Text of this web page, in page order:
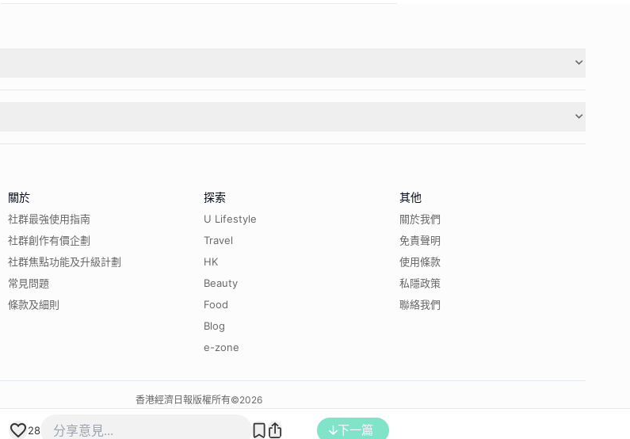
28 下一篇
關於
社群最強使用指南
社群創作有價企劃
社群焦點功能及升級計劃
常見問題
條款及細則
探索
U Lifestyle
Travel
HK
Beauty
Food
Blog
e-zone
其他
關於我們
免責聲明
使用條款
私隱政策
聯絡我們
香港經濟日報版權所有©2026